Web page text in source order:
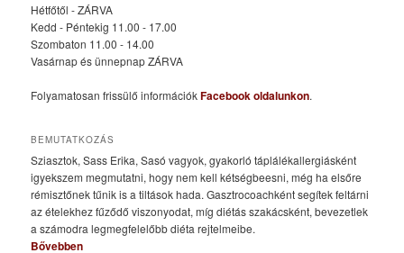
Hétfőtől - ZÁRVA
Kedd - Péntekig 11.00 - 17.00
Szombaton 11.00 - 14.00
Vasárnap és ünnepnap ZÁRVA
Folyamatosan frissülő információkFacebook oldalunkon.
BEMUTATKOZÁS
Sziasztok, Sass Erika, Sasó vagyok, gyakorló táplálékallergiásként
igyekszem megmutatni, hogy nem kell kétségbeesni, még ha elsőre
rémisztőnek tűnik is a tiltások hada. Gasztrocoachként segítek feltárni
az ételekhez fűződő viszonyodat, míg diétás szakácsként, bevezetlek
a számodra legmegfelelőbb diéta rejtelmeibe.
Bővebben